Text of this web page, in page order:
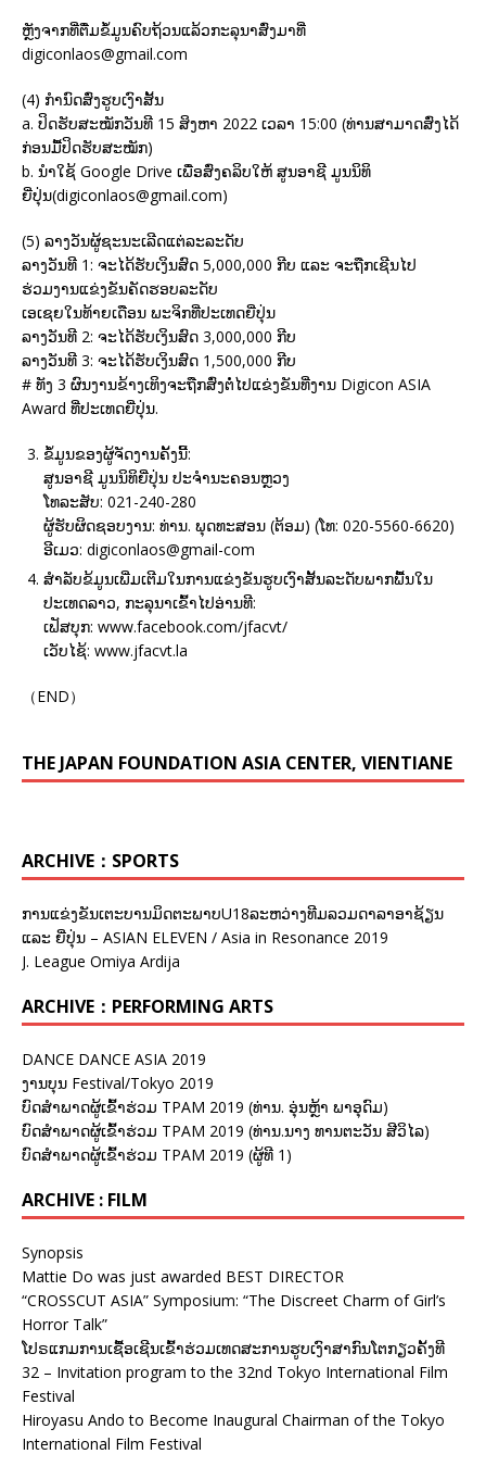
ຫຼັງຈາກທີ່ຕື່ມຂໍ້ມູນຄົບຖ້ວນແລ້ວກະລຸນາສົ່ງມາທີ່
digiconlaos@gmail.com
(4) ກຳນົດສົ່ງຮູບເງົາສັ້ນ
a. ປິດຮັບສະໝັກວັນທີ 15 ສິງຫາ 2022 ເວລາ 15:00 (ທ່ານສາມາດສົ່ງໄດ້
ກ່ອນມື້ປິດຮັບສະໝັກ)
b. ນຳໃຊ້ Google Drive ເພື່ອສົ່ງຄລິບໃຫ້ ສູນອາຊີ ມູນນິທິ
ຍີ່ປຸ່ນ(digiconlaos@gmail.com)
(5) ລາງວັນຜູ້ຊະນະເລີດແຕ່ລະລະດັບ
ລາງວັນທີ 1: ຈະໄດ້ຮັບເງິນສົດ 5,000,000 ກີບ ແລະ ຈະຖືກເຊີນໄປ
ຮ່ວມງານແຂ່ງຂັນຄັດຮອບລະດັບ
ເອເຊຍໃນທ້າຍເດືອນ ພະຈິກທີ່ປະເທດຍີ່ປຸ່ນ
ລາງວັນທີ 2: ຈະໄດ້ຮັບເງິນສົດ 3,000,000 ກີບ
ລາງວັນທີ 3: ຈະໄດ້ຮັບເງິນສົດ 1,500,000 ກີບ
# ທັງ 3 ຜົນງານຂ້າງເທິງຈະຖືກສົ່ງຕໍ່ໄປແຂ່ງຂັນທີ່ງານ Digicon ASIA
Award ທີ່ປະເທດຍີ່ປຸ່ນ.
ຂໍ້ມູນຂອງຜູ້ຈັດງານຄັ້ງນີ້:
ສູນອາຊີ ມູນນິທິຍີ່ປຸ່ນ ປະຈຳນະຄອນຫຼວງ
ໂທລະສັບ: 021-240-280
ຜູ້ຮັບຜິດຊອບງານ: ທ່ານ. ພຸດທະສອນ (ຕ້ອມ) (ໂທ: 020-5560-6620)
ອີເມວ: digiconlaos@gmail-com
ສຳລັບຂ້ມູນເພີ່ມເຕີມໃນການແຂ່ງຂັນຮູບເງົາສັ້ນລະດັບພາກພື້ນໃນ
ປະເທດລາວ, ກະລຸນາເຂົ້າໄປອ່ານທີ:
ເຟັສບຸກ: www.facebook.com/jfacvt/
ເວັບໄຊ້: www.jfacvt.la
（END）
THE JAPAN FOUNDATION ASIA CENTER, VIENTIANE
ARCHIVE：SPORTS
ການແຂ່ງຂັນເຕະບານມິດຕະພາບU18ລະຫວ່າງທີມລວມດາລາອາຊ້ຽນ
ແລະ ຍີ່ປຸ່ນ – ASIAN ELEVEN / Asia in Resonance 2019
J. League Omiya Ardija
ARCHIVE：PERFORMING ARTS
DANCE DANCE ASIA 2019
ງານບຸນ Festival/Tokyo 2019
ບົດສຳພາດຜູ້ເຂົ້າຮ່ວມ TPAM 2019 (ທ່ານ. ອຸ່ນຫຼ້າ ພາອຸດົມ)
ບົດສຳພາດຜູ້ເຂົ້າຮ່ວມ TPAM 2019 (ທ່ານ.ນາງ ທານຕະວັນ ສີວິໄລ)
ບົດສຳພາດຜູ້ເຂົ້າຮ່ວມ TPAM 2019 (ຜູ້ທີ 1)
ARCHIVE : FILM
Synopsis
Mattie Do was just awarded BEST DIRECTOR
“CROSSCUT ASIA” Symposium: “The Discreet Charm of Girl’s
Horror Talk”
ໂປຣແກມການເຊື້ອເຊີນເຂົ້າຮ່ວມເທດສະການຮູບເງົາສາກົນໂຕກຽວຄັ້ງທີ
32 – Invitation program to the 32nd Tokyo International Film
Festival
Hiroyasu Ando to Become Inaugural Chairman of the Tokyo
International Film Festival